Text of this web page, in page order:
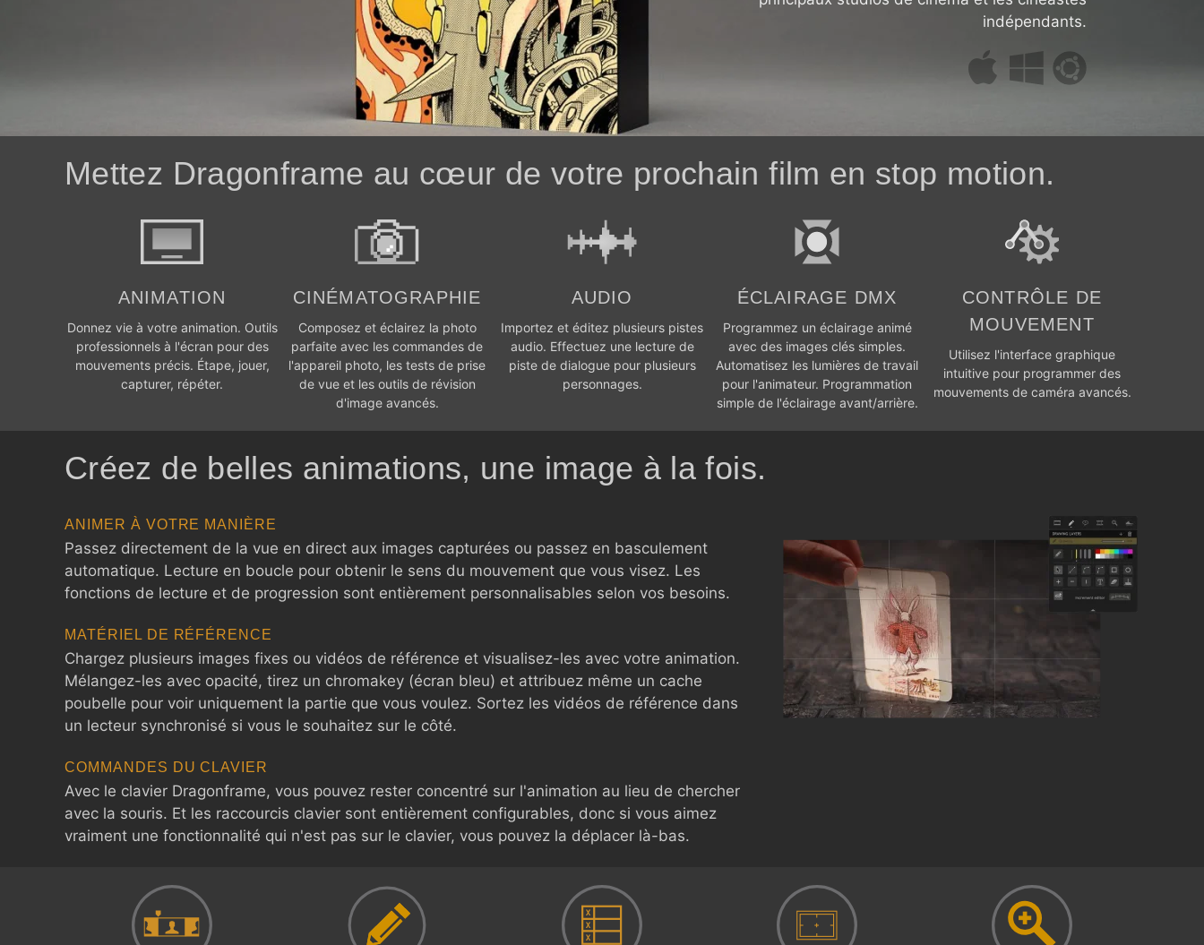
indépendants.
Mettez Dragonframe au cœur de votre prochain film en stop motion.
ANIMATION
Donnez vie à votre animation. Outils
professionnels à l'écran pour des
mouvements précis. Étape, jouer,
capturer, répéter.
CINÉMATOGRAPHIE
Composez et éclairez la photo
parfaite avec les commandes de
l'appareil photo, les tests de prise
de vue et les outils de révision
d'image avancés.
AUDIO
Importez et éditez plusieurs pistes
audio. Effectuez une lecture de
piste de dialogue pour plusieurs
personnages.
ÉCLAIRAGE DMX
Programmez un éclairage animé
avec des images clés simples.
Automatisez les lumières de travail
pour l'animateur. Programmation
simple de l'éclairage avant/arrière.
CONTRÔLE DE
MOUVEMENT
Utilisez l'interface graphique
intuitive pour programmer des
mouvements de caméra avancés.
Créez de belles animations, une image à la fois.
ANIMER À VOTRE MANIÈRE
Passez directement de la vue en direct aux images capturées ou passez en basculement
automatique. Lecture en boucle pour obtenir le sens du mouvement que vous visez. Les
fonctions de lecture et de progression sont entièrement personnalisables selon vos besoins.
MATÉRIEL DE RÉFÉRENCE
Chargez plusieurs images fixes ou vidéos de référence et visualisez-les avec votre animation.
Mélangez-les avec opacité, tirez un chromakey (écran bleu) et attribuez même un cache
poubelle pour voir uniquement la partie que vous voulez. Sortez les vidéos de référence dans
un lecteur synchronisé si vous le souhaitez sur le côté.
COMMANDES DU CLAVIER
Avec le clavier Dragonframe, vous pouvez rester concentré sur l'animation au lieu de chercher
avec la souris. Et les raccourcis clavier sont entièrement configurables, donc si vous aimez
vraiment une fonctionnalité qui n'est pas sur le clavier, vous pouvez la déplacer là-bas.